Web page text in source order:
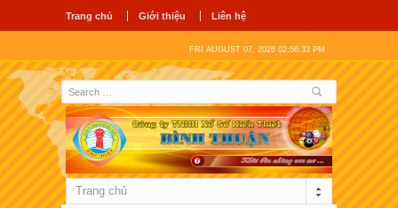
Trang chủ Giới thiệu Liên hệ
FRI AUGUST 07, 2026 02:56:34 PM
Trang chủ